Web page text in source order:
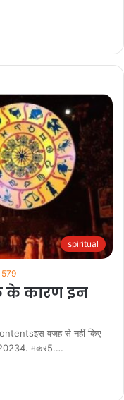
spiritual
579
के कारण इन
वजह से नहीं किए
20234. मकर5.…